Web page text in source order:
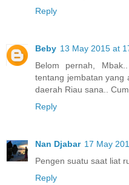
Reply
Beby 13 May 2015 at
Belom pernah,
tentang jembatan yang
daerah Riau sana..
Reply
Nan Djabar 17 May
Pengen suatu saat liat
Reply